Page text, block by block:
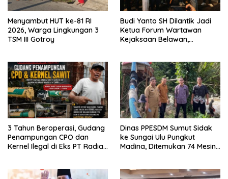
Menyambut HUT ke-81 RI
2026, Warga Lingkungan 3
TSM III Gotroy
Budi Yanto SH Dilantik Jadi
Ketua Forum Wartawan
Kejaksaan Belawan,
Pendampingan Hukum dan
Ekomoni Semua Anggota
3 Tahun Beroperasi, Gudang
Penampungan CPO dan
Kernel Ilegal di Eks PT Radian
Dinas PPESDM Sumut Sidak
ke Sungai Ulu Pungkut
Madina, Ditemukan 74 Mesin
Rusak